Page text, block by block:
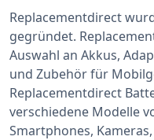
Replacementdirect
gegründet.
Auswahl an Akkus,
und Zubehör für
Replacementdirect
verschiedene Modelle
Smartphones,